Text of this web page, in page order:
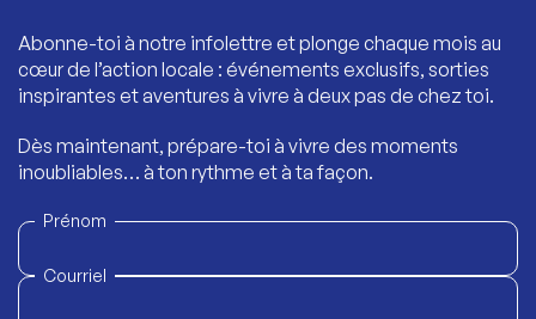
Abonne-toi à notre infolettre et plonge chaque mois au
cœur de l’action locale : événements exclusifs, sorties
inspirantes et aventures à vivre à deux pas de chez toi.
Dès maintenant, prépare-toi à vivre des moments
inoubliables… à ton rythme et à ta façon.
Prénom
Courriel